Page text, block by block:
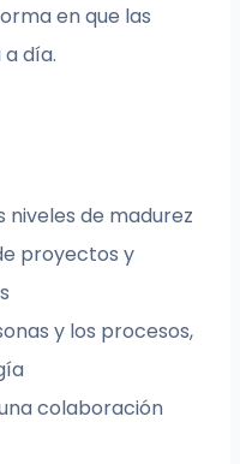
en que las
día.
de madurez
proyectos y
y los procesos,
colaboración